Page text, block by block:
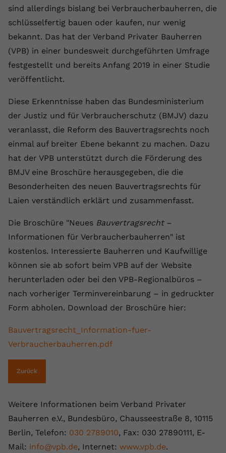
sind allerdings bislang bei Verbraucherbauherren, die
schlüsselfertig bauen oder kaufen, nur wenig
bekannt. Das hat der Verband Privater Bauherren
(VPB) in einer bundesweit durchgeführten Umfrage
festgestellt und bereits Anfang 2019 in einer Studie
veröffentlicht.
Diese Erkenntnisse haben das Bundesministerium
der Justiz und für Verbraucherschutz (BMJV) dazu
veranlasst, die Reform des Bauvertragsrechts noch
einmal auf breiter Ebene bekannt zu machen. Dazu
hat der VPB unterstützt durch die Förderung des
BMJV eine Broschüre herausgegeben, die die
Besonderheiten des neuen Bauvertragsrechts für
Laien verständlich erklärt und zusammenfasst.
Die Broschüre "Neues Bauvertragsrecht–
Informationen für Verbraucherbauherren" ist
kostenlos. Interessierte Bauherren und Kaufwillige
können sie ab sofort beim VPB auf der Website
herunterladen oder bei den VPB-Regionalbüros –
nach vorheriger Terminvereinbarung – in gedruckter
Form abholen. Download der Broschüre hier:
Bauvertragsrecht_Information-fuer-
Verbraucherbauherren.pdf
Zurück
Weitere Informationen beim Verband Privater
Bauherren e.V., Bundesbüro, Chausseestraße 8, 10115
Berlin, Telefon: 030 2789010, Fax: 030 27890111, E-
Mail: info@vpb.de, Internet: www.vpb.de.
Zweck
Dieser Wert speichert Ihre Consent-
Einstellungen. Unter anderem eine
zufällig generierte ID, für die
historische Speicherung Ihrer
vorgenommen Einstellungen, falls der
Anbieter VPB.de
Zweck
Dieses Cookie wird verwendet, um die
Speicherung von
Zweck
wiederzuerkennen und statistische
Informationen zur Nutzung der
Name _gcl au
Anbieter Google Ads
Laufzeit 90 Tage
Wird von Google Ads für das
Website zuzuordnen.
Cookie-Informationen anzeigen
Externe Inhalte
um Ihnen zusätzliche Informationen anzubieten.
Name
Anbieter vimeo.com
Laufzeit 2 Jahre
Zweck
Vimeo installiert dieses Cookie, um
indem es eine eindeutige ID zum
Einbetten von Videos auf der Website
setzt.
Anbieter youtube.com
Laufzeit 2 Jahre
Zweck
YouTube setzt dieses Cookie über
eingebettete YouTube-Videos und
registriert anonyme statistische Daten.
Anbieter
Zweck
YouTube setzt diesen Cookie, um die
Videopräferenzen des Benutzers zu
speichern, der eingebettete YouTube-
Videos verwendet.
Cookie-Informationen anzeigen